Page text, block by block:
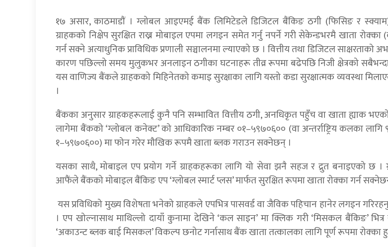
१७ असार, काठमाडाैं । ग्लोबल आइएमई बैंक लिमिटेडले डिजिटल बैंकिङ ठगी (फिसिङ र
ग्राहकको निक्षेप सुरक्षित राख्न मोबाइल एपमा लगइन समेत गर्नु नपर्ने गरी सेकेन्डभरमै खाता रोक्का
गर्न सक्ने अत्याधुनिक प्राविधिक प्रणाली सञ्चालनमा ल्याएको छ । वित्तीय तथा डिजिटल साक्षरताको
कारण पछिल्लो समय मुलुकभर अनलाइन ठगीका घटनाहरू तीव्र रूपमा बढेपछि निजी क्षेत्रको
यस वाणिज्य बैंकले ग्राहकको मिहिनेतको कमाइ सुरक्षाका लागि यस्तो कडा सुरक्षात्मक व्यवस्था
।
बैंकका अनुसार ग्राहकहरूलाई कुनै पनि सम्भावित वित्तीय ठगी, अनधिकृत पहुँच वा खाता ह्याक
लागेमा बैंकको ‘ग्लोबल कनेक्ट’ को आधिकारिक नम्बर ०१–५९७०६०० (वा अन्तर्राष्ट्रिय कलका
१–५९७०६००) मा फोन गरेर मौखिक रूपमै खाता ब्लक गराउन सक्नेछन् ।
यसका साथै, मोबाइल एप प्रयोग गर्ने ग्राहकहरूका लागि यो सेवा झनै सहज र द्रुत बनाइएको छ ।
आफैंले बैंकको मोबाइल बैंकिङ एप ‘ग्लोबल स्मार्ट प्लस’ मार्फत सुरक्षित रूपमा खाता रोक्का गर्न
यस प्रविधिको मुख्य विशेषता भनेको ग्राहकले एपभित्र पासवर्ड वा जैविक पहिचान हानेर लगइन
। एप खोल्नासाथ माथिल्लो दायाँ कुनामा देखिने ‘कल साइन’ मा क्लिक गरी ‘मिसकल बैंकिङ’
‘अकाउन्ट ब्लक बाई मिसकल’ विकल्प छनोट गर्नासाथ बैंक खाता तत्कालका लागि पूर्ण रूपमा रोक्का